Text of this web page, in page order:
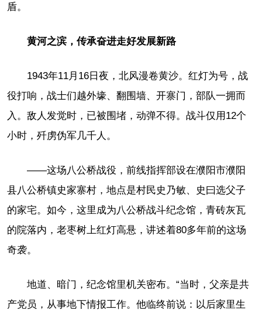
盾。
黄河之滨，传承奋进走好发展新路
1943年11月16日夜，北风漫卷黄沙。红灯为号，战
役打响，战士们越外壕、翻围墙、开寨门，部队一拥而
入。敌人发觉时，已被围堵，动弹不得。战斗仅用12个
小时，歼虏伪军几千人。
——这场八公桥战役，前线指挥部设在濮阳市濮阳
县八公桥镇史家寨村，地点是村民史乃敏、史曰选父子
的家宅。如今，这里成为八公桥战斗纪念馆，青砖灰瓦
的院落内，老枣树上红灯高悬，讲述着80多年前的这场
奇袭。
地道、暗门，纪念馆里机关密布。“当时，父亲是共
产党员，从事地下情报工作。他临终前说：以后家里生